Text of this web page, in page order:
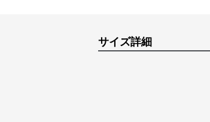
サイズ詳細